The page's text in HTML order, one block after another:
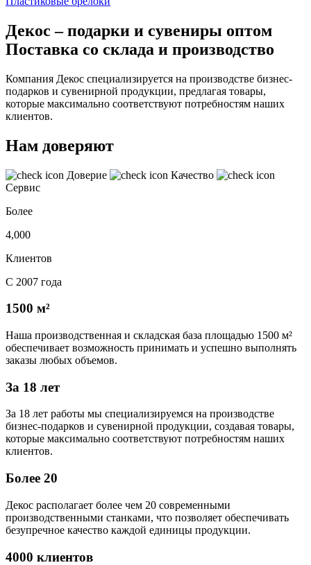
Декос – подарки и сувениры оптом
Поставка со склада и производство
Компания Декос специализируется на производстве бизнес-
подарков и сувенирной продукции, предлагая товары,
которые максимально соответствуют потребностям наших
клиентов.
Нам доверяют
Доверие
Качество
Сервис
Более
4,000
Клиентов
С 2007 года
1500 м²
Наша производственная и складская база площадью 1500 м²
обеспечивает возможность принимать и успешно выполнять
заказы любых объемов.
За 18 лет
За 18 лет работы мы специализируемся на производстве
бизнес-подарков и сувенирной продукции, создавая товары,
которые максимально соответствуют потребностям наших
клиентов.
Более 20
Декос располагает более чем 20 современными
производственными станками, что позволяет обеспечивать
безупречное качество каждой единицы продукции.
4000 клиентов